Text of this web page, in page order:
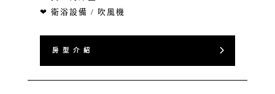
❤ 衛浴設備 / 吹風機
房 型 介 紹